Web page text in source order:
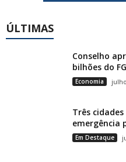
ÚLTIMAS
Conselho
bilhões do
Economia
Três
emergência
Em Destaque